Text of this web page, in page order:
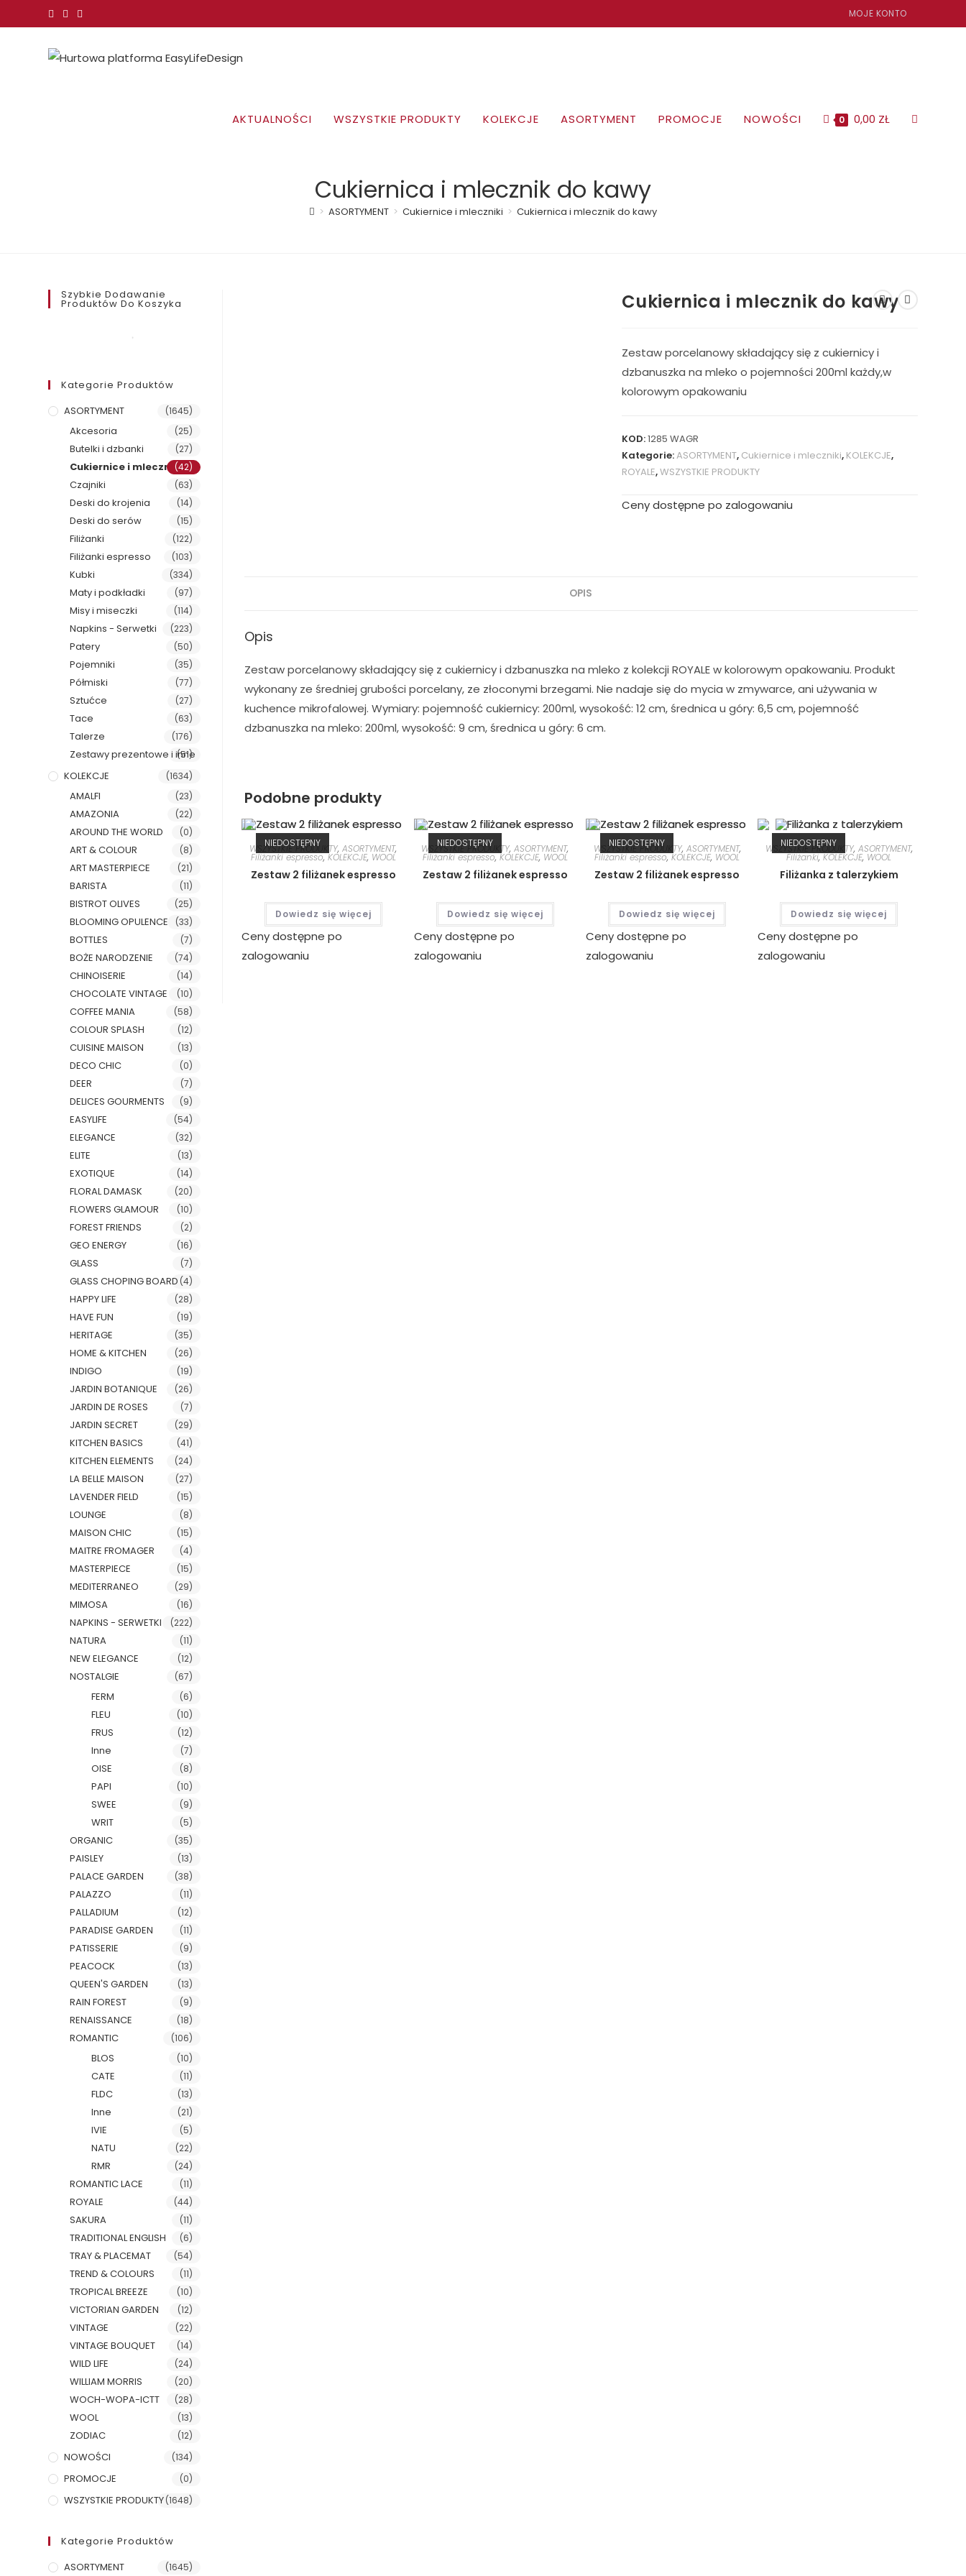
treści
MOJE KONTO
AKTUALNOŚCI WSZYSTKIE PRODUKTY KOLEKCJE ASORTYMENT PROMOCJE NOWOŚCI 0 0,00 ZŁ TOGGLE
Cukiernica i mlecznik do kawy
> ASORTYMENT > Cukiernice i mleczniki > Cukiernica i mlecznik do kawy
Cukiernica i mlecznik do kawy
Zestaw porcelanowy składający się z cukiernicy i
dzbanuszka na mleko o pojemności 200ml każdy,w
kolorowym opakowaniu
KOD:1285 WAGR
Kategorie:ASORTYMENT, Cukiernice i mleczniki, KOLEKCJE,
ROYALE,WSZYSTKIE PRODUKTY
Ceny dostępne po zalogowaniu
OPIS
Opis
Zestaw porcelanowy składający się z cukiernicy i dzbanuszka na mleko z kolekcji ROYALE w kolorowym opakowaniu. Produkt
wykonany ze średniej grubości porcelany, ze złoconymi brzegami. Nie nadaje się do mycia w zmywarce, ani używania w
kuchence mikrofalowej. Wymiary: pojemność cukiernicy: 200ml, wysokość: 12 cm, średnica u góry: 6,5 cm, pojemność
dzbanuszka na mleko: 200ml, wysokość: 9 cm, średnica u góry: 6 cm.
Podobne produkty
NIEDOSTĘPNY
WSZYSTKIE PRODUKTY,ASORTYMENT,
Filiżanki espresso,KOLEKCJE, WOOL
Zestaw 2 filiżanek espresso
Dowiedz się więcej
Ceny dostępne po
zalogowaniu
NIEDOSTĘPNY
WSZYSTKIE PRODUKTY,ASORTYMENT,
Filiżanki espresso,KOLEKCJE, WOOL
Zestaw 2 filiżanek espresso
Dowiedz się więcej
Ceny dostępne po
zalogowaniu
NIEDOSTĘPNY
WSZYSTKIE PRODUKTY, ASORTYMENT,
Filiżanki espresso,KOLEKCJE, WOOL
Zestaw 2 filiżanek espresso
Dowiedz się więcej
Ceny dostępne po
zalogowaniu
NIEDOSTĘPNY
WSZYSTKIE PRODUKTY, ASORTYMENT,
Filiżanki,KOLEKCJE, WOOL
Filiżanka z talerzykiem
Dowiedz się więcej
Ceny dostępne po
zalogowaniu
Szybkie Dodawanie
Produktów Do Koszyka
Kategorie Produktów
ASORTYMENT
(1645)
Akcesoria (25)
Butelki i dzbanki (27)
Cukiernice i mleczniki(42)
Czajniki (63)
Deski do krojenia (14)
Deski do serów (15)
Filiżanki (122)
Filiżanki espresso (103)
Kubki (334)
Maty i podkładki (97)
Misy i miseczki (114)
Napkins - Serwetki (223)
Patery (50)
Pojemniki (35)
Półmiski (77)
Sztućce (27)
Tace (63)
Talerze (176)
Zestawy prezentowe i inne
(51)
KOLEKCJE (1634)
AMALFI (23)
AMAZONIA (22)
AROUND THE WORLD (0)
ART & COLOUR (8)
ART MASTERPIECE (21)
BARISTA (11)
BISTROT OLIVES (25)
BLOOMING OPULENCE (33)
BOTTLES (7)
BOŻE NARODZENIE (74)
CHINOISERIE (14)
CHOCOLATE VINTAGE (10)
COFFEE MANIA (58)
COLOUR SPLASH (12)
CUISINE MAISON (13)
DECO CHIC (0)
DEER (7)
DELICES GOURMENTS (9)
EASYLIFE (54)
ELEGANCE (32)
ELITE (13)
EXOTIQUE (14)
FLORAL DAMASK (20)
FLOWERS GLAMOUR (10)
FOREST FRIENDS (2)
GEO ENERGY (16)
GLASS (7)
GLASS CHOPING BOARD (4)
HAPPY LIFE (28)
HAVE FUN (19)
HERITAGE (35)
HOME & KITCHEN (26)
INDIGO (19)
JARDIN BOTANIQUE (26)
JARDIN DE ROSES (7)
JARDIN SECRET (29)
KITCHEN BASICS (41)
KITCHEN ELEMENTS (24)
LA BELLE MAISON (27)
LAVENDER FIELD (15)
LOUNGE (8)
MAISON CHIC (15)
MAITRE FROMAGER (4)
MASTERPIECE (15)
MEDITERRANEO (29)
MIMOSA (16)
NAPKINS - SERWETKI (222)
NATURA (11)
NEW ELEGANCE (12)
NOSTALGIE (67)
FERM (6)
FLEU (10)
FRUS (12)
Inne (7)
OISE (8)
PAPI (10)
SWEE (9)
WRIT (5)
ORGANIC (35)
PAISLEY (13)
PALACE GARDEN (38)
PALAZZO (11)
PALLADIUM (12)
PARADISE GARDEN (11)
PATISSERIE (9)
PEACOCK (13)
QUEEN'S GARDEN (13)
RAIN FOREST (9)
RENAISSANCE (18)
ROMANTIC (106)
BLOS (10)
CATE (11)
FLDC (13)
Inne (21)
IVIE (5)
NATU (22)
RMR (24)
ROMANTIC LACE (11)
ROYALE (44)
SAKURA (11)
TRADITIONAL ENGLISH (6)
TRAY & PLACEMAT (54)
TREND & COLOURS (11)
TROPICAL BREEZE (10)
VICTORIAN GARDEN (12)
VINTAGE (22)
VINTAGE BOUQUET (14)
WILD LIFE (24)
WILLIAM MORRIS (20)
WOCH-WOPA-ICTT (28)
WOOL (13)
ZODIAC (12)
NOWOŚCI (134)
PROMOCJE (0)
WSZYSTKIE PRODUKTY(1648)
Kategorie Produktów
ASORTYMENT
(1645)